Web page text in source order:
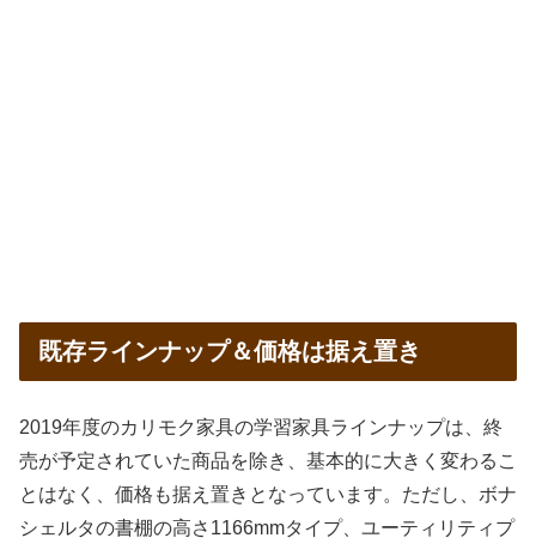
既存ラインナップ＆価格は据え置き
2019年度のカリモク家具の学習家具ラインナップは、終
売が予定されていた商品を除き、基本的に大きく変わるこ
とはなく、価格も据え置きとなっています。ただし、ボナ
シェルタの書棚の高さ1166mmタイプ、ユーティリティプ